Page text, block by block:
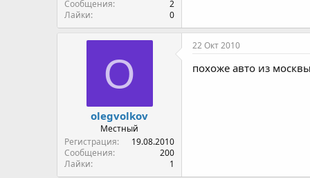
Сообщения
2
Лайки
0
O
olegvolkov
Местный
Регистрация
19.08.2010
Сообщения
200
Лайки
1
22 Окт 2010
похоже авто из